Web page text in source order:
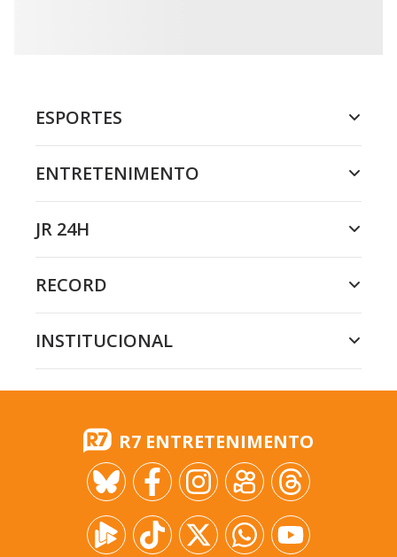
ESPORTES
ENTRETENIMENTO
JR 24H
RECORD
INSTITUCIONAL
R7 ENTRETENIMENTO